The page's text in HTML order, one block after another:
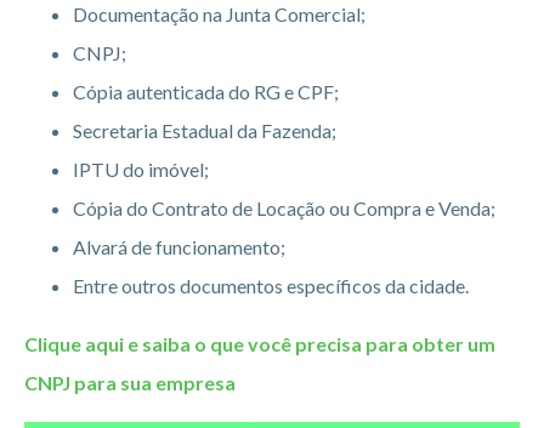
Documentação na Junta Comercial;
CNPJ;
Cópia autenticada do RG e CPF;
Secretaria Estadual da Fazenda;
IPTU do imóvel;
Cópia do Contrato de Locação ou Compra e Venda;
Alvará de funcionamento;
Entre outros documentos específicos da cidade.
Clique aqui e saiba o que você precisa para obter um
CNPJ para sua empresa